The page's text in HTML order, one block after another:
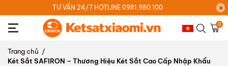
TƯ VẤN 24/7 HOTLINE 0981.980.100
0
Trang chủ /
Két Sắt SAFIRON – Thương Hiệu Két Sắt Cao Cấp Nhập Khẩu